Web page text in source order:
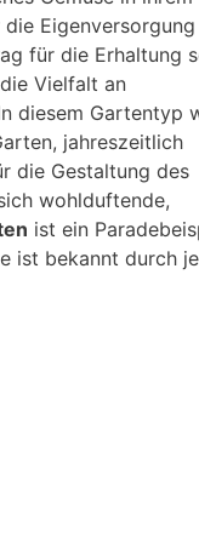
Eigenversorgung
für die Erhaltung
Vielfalt an
diesem Gartentyp
jahreszeitlich
die Gestaltung des
wohlduftende,
ist ein
ist bekannt durch